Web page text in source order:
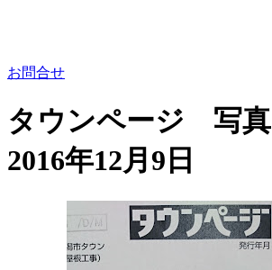
お問合せ
タウンページ 写真
2016年12月9日